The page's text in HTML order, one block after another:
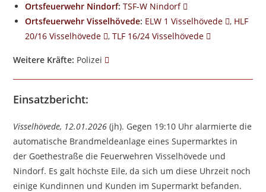
Ortsfeuerwehr Nindorf: TSF-W Nindorf
Ortsfeuerwehr Visselhövede: ELW 1 Visselhövede , HLF
20/16 Visselhövede
,TLF 16/24 Visselhövede
Weitere Kräfte: Polizei
Einsatzbericht:
Visselhövede, 12.01.2026 (jh). Gegen 19:10 Uhr alarmierte die
automatische Brandmeldeanlage eines Supermarktes in
der Goethestraße die Feuerwehren Visselhövede und
Nindorf. Es galt höchste Eile, da sich um diese Uhrzeit noch
einige Kundinnen und Kunden im Supermarkt befanden.